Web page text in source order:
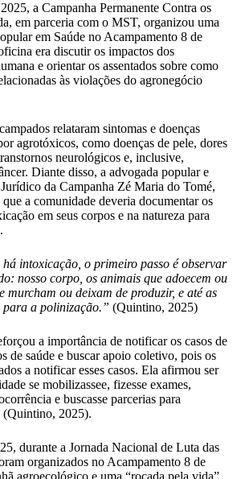
a Campanha Permanente Contra os
em parceria com o MST, organizou uma
em Saúde no Acampamento 8 de
era discutir os impactos dos
e orientar os assentados sobre como
às violações do agronegócio
relataram sintomas e doenças
agrotóxicos, como doenças de pele, dores
neurológicos e, inclusive,
Diante disso, a advogada popular e
da Campanha Zé Maria do Tomé,
a comunidade deveria documentar os
em seus corpos e na natureza para
há intoxicação, o primeiro passo é observar
nosso corpo, os animais que adoecem ou
murcham ou deixam de produzir, e até as
para a polinização.” (Quintino, 2025)
a importância de notificar os casos de
de saúde e buscar apoio coletivo, pois os
a notificar esses casos. Ela afirmou ser
se mobilizassee, fizesse exames,
e buscasse parcerias para
(Quintino, 2025).
durante a Jornada Nacional de Luta das
organizados no Acampamento 8 de